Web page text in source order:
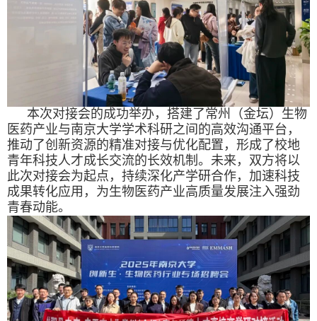
本次对接会的成功举办，搭建了常州（金坛）生物
医药产业与南京大学学术科研之间的高效沟通平台，
推动了创新资源的精准对接与优化配置，形成了校地
青年科技人才成长交流的长效机制。未来，双方将以
此次对接会为起点，持续深化产学研合作，加速科技
成果转化应用，为生物医药产业高质量发展注入强劲
青春动能。